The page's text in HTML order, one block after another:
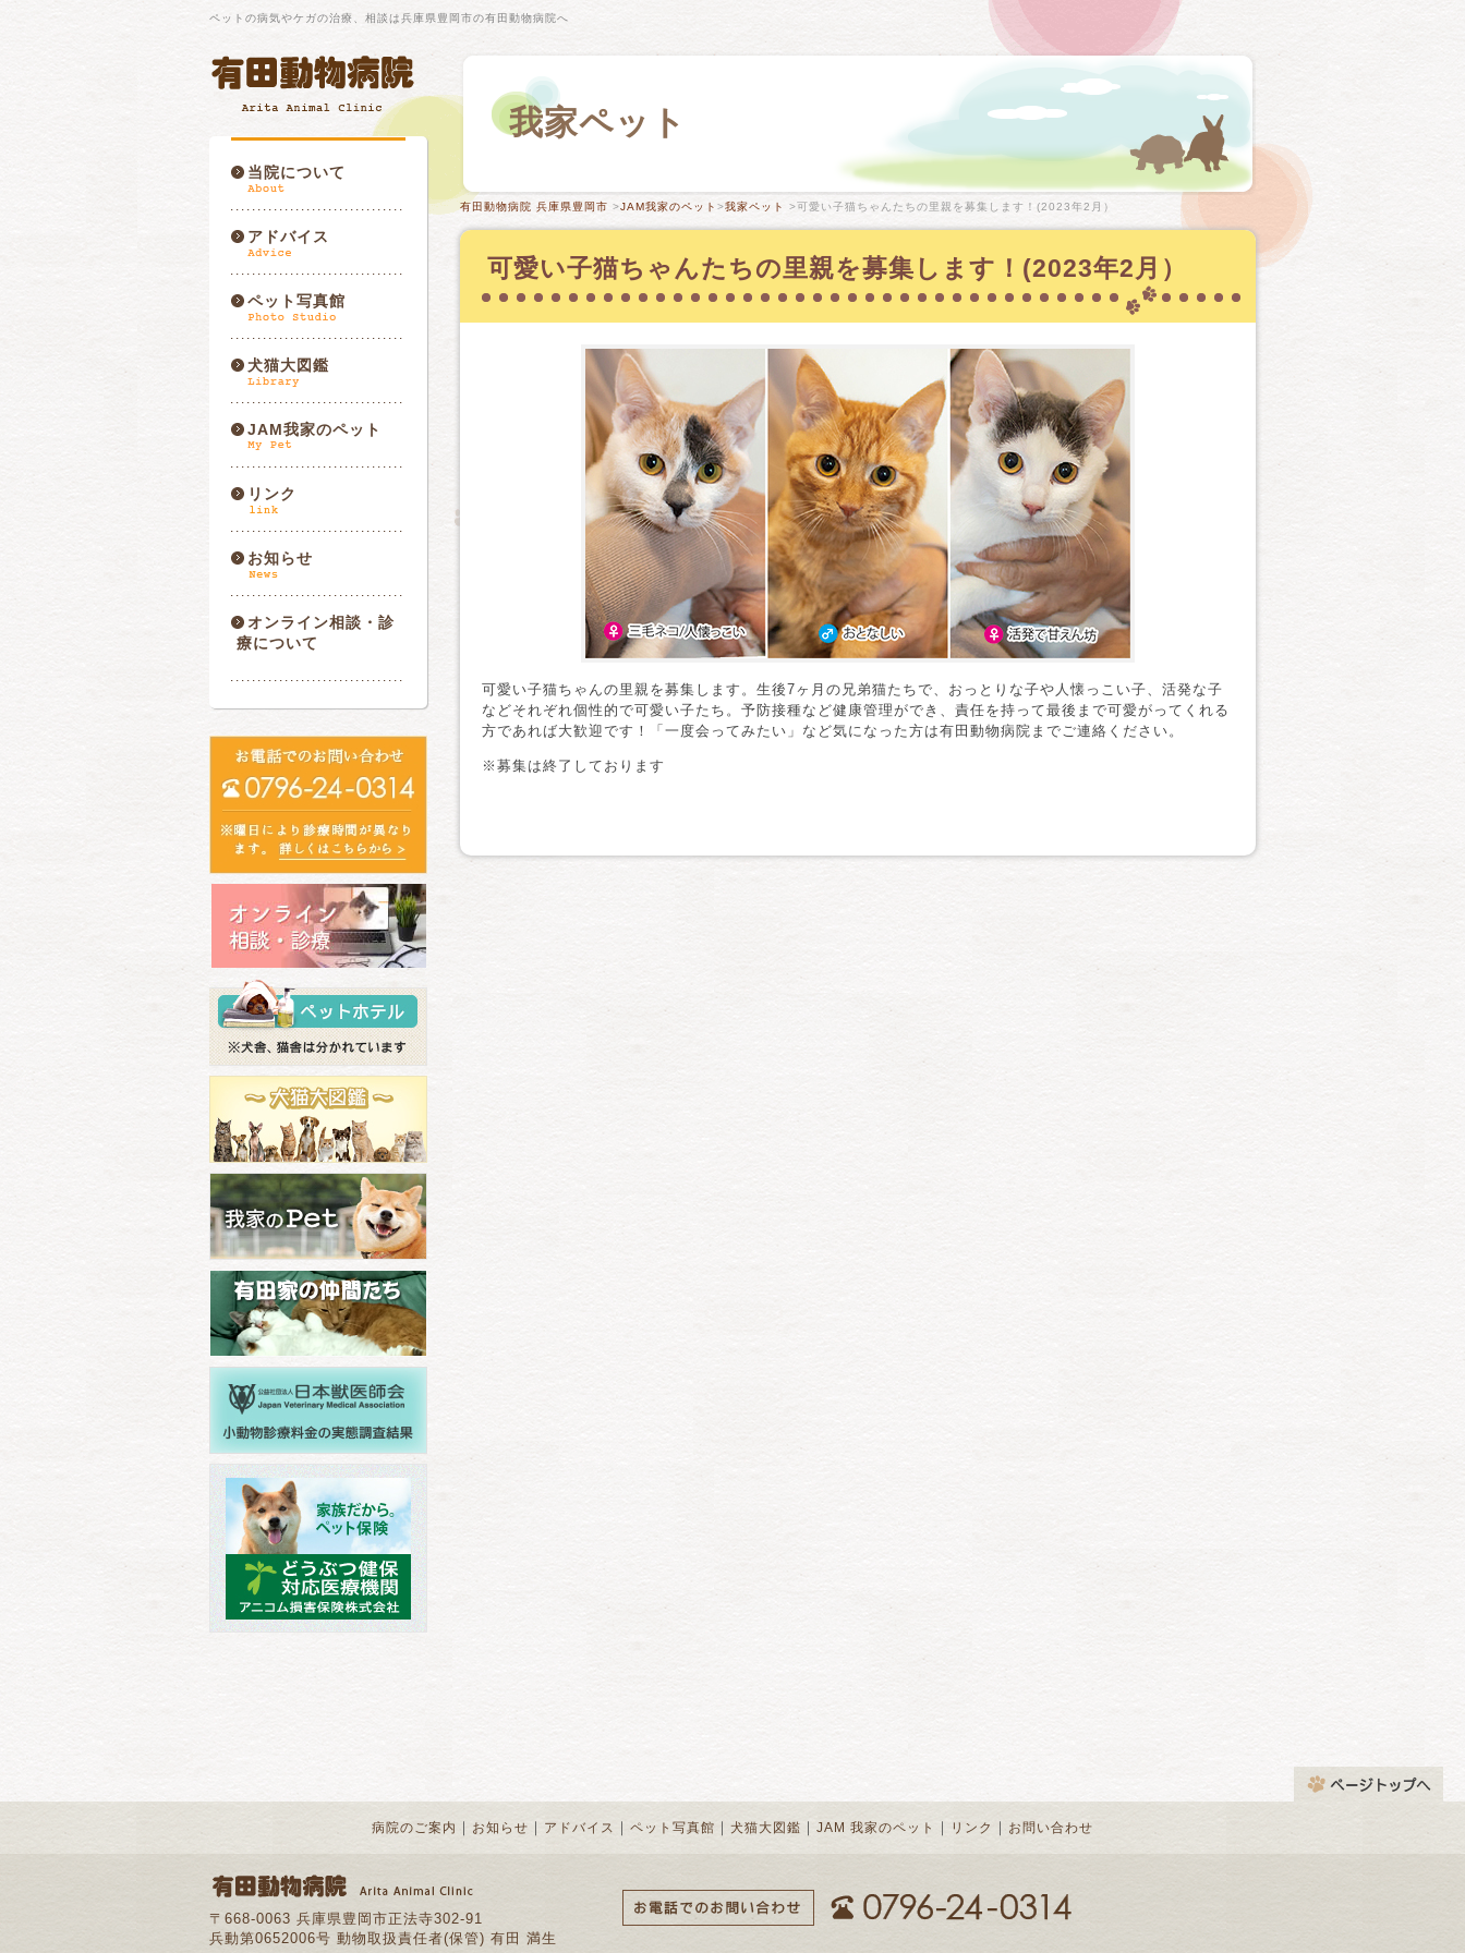
ペットの病気やケガの治療、相談は兵庫県豊岡市の有田動物病院へ
当院について
アドバイス
ペット写真館
犬猫大図鑑
JAM我家のペット
リンク
お知らせ
オンライン相談・診
療について
我家ペット
有田動物病院 兵庫県豊岡市 >JAM我家のペット >我家ペット >可愛い子猫ちゃんたちの里親を募集します！(2023年2月）
可愛い子猫ちゃんたちの里親を募集します！(2023年2月）
可愛い子猫ちゃんの里親を募集します。生後7ヶ月の兄弟猫たちで、おっとりな子や人懐っこい子、活発な子
などそれぞれ個性的で可愛い子たち。予防接種など健康管理ができ、責任を持って最後まで可愛がってくれる
方であれば大歓迎です！「一度会ってみたい」など気になった方は有田動物病院までご連絡ください。
※募集は終了しております
病院のご案内 ｜ お知らせ ｜ アドバイス ｜ ペット写真館 ｜ 犬猫大図鑑 ｜ JAM 我家のペット ｜ リンク ｜ お問い合わせ
〒668-0063 兵庫県豊岡市正法寺302-91
兵動第0652006号 動物取扱責任者(保管) 有田 満生